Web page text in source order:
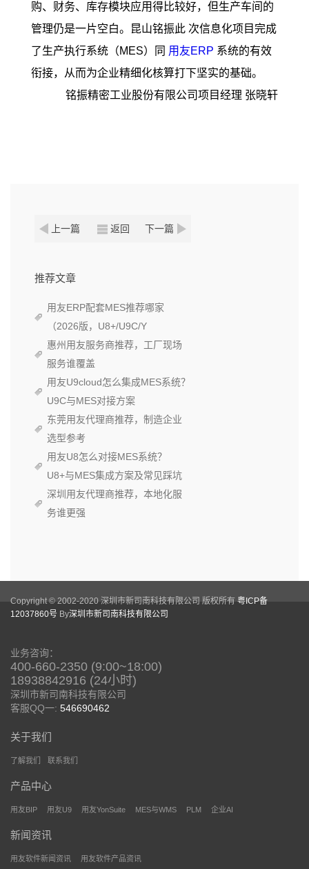
购、财务、库存模块应用得比较好，但生产车间的
管理仍是一片空白。昆山铭振此 次信息化项目完成
了生产执行系统（MES）同 用友ERP 系统的有效
衔接，从而为企业精细化核算打下坚实的基础。
铭振精密工业股份有限公司项目经理 张晓轩
上一篇 返回 下一篇
推荐文章
用友ERP配套MES推荐哪家
（2026版，U8+/U9C/Y
惠州用友服务商推荐，工厂现场
服务谁覆盖
用友U9cloud怎么集成MES系统？
U9C与MES对接方案
东莞用友代理商推荐，制造企业
选型参考
用友U8怎么对接MES系统？
U8+与MES集成方案及常见踩坑
深圳用友代理商推荐，本地化服
务谁更强
Copyright © 2002-2020 深圳市新司南科技有限公司 版权所有 粤ICP备
12037860号 By深圳市新司南科技有限公司
业务咨询：
400-660-2350 (9:00~18:00)
18938842916 (24小时)
深圳市新司南科技有限公司
客服QQ一: 546690462
关于我们
了解我们 联系我们
产品中心
用友BIP 用友U9 用友YonSuite MES与WMS PLM 企业AI
新闻资讯
用友软件新闻资讯 用友软件产品资讯